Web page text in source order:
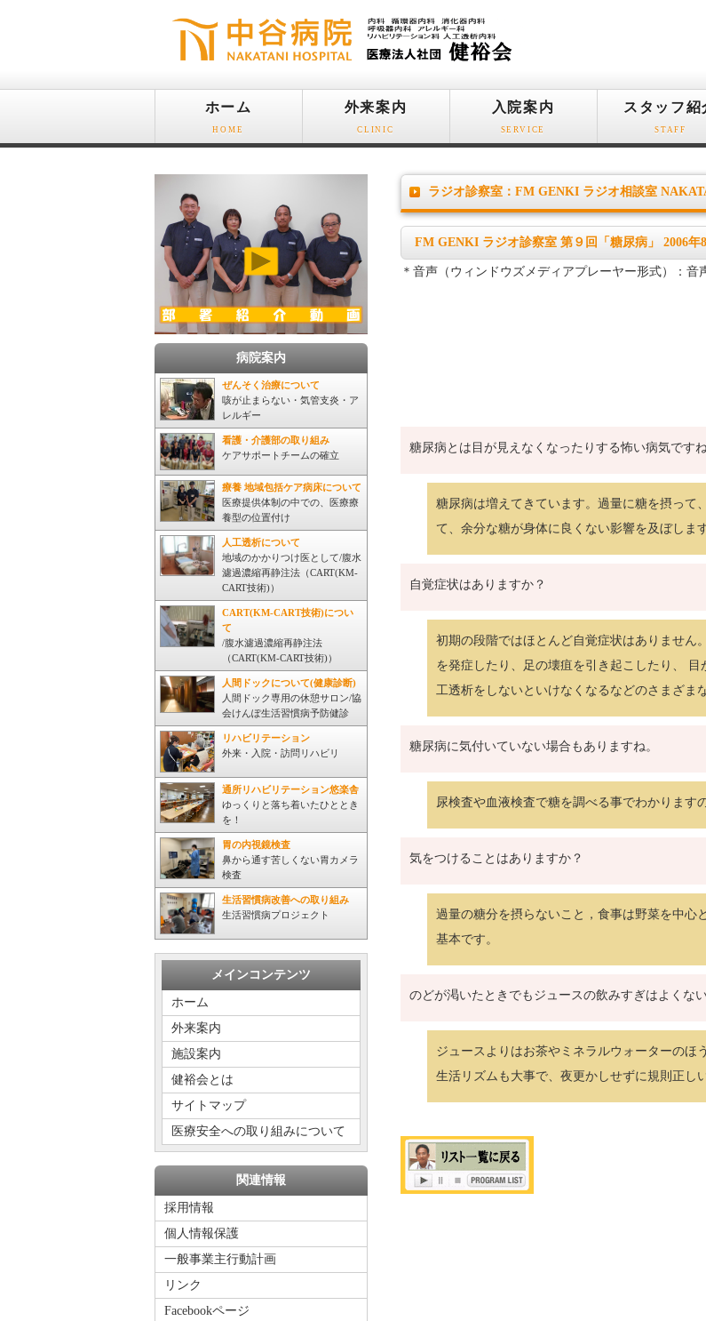
ホーム
HOME
外来案内
CLINIC
入院案内
SERVICE
スタッフ紹
STAFF
ラジオ診察室：FM GENKI ラジオ相談室
FM GENKI ラジオ診察室 第９回「糖尿病」 2006年
＊音声（ウィンドウズメディアプレーヤー形式）：
糖尿病とは目が見えなくなったりする怖い病気ですね
糖尿病は増えてきています。過量に糖を摂って
て、余分な糖が身体に良くない影響を及ぼします
自覚症状はありますか？
初期の段階ではほとんど自覚症状はありません
を発症したり、足の壊疽を引き起こしたり、
工透析をしないといけなくなるなどのさまざま
糖尿病に気付いていない場合もありますね。
尿検査や血液検査で糖を調べる事でわかります
気をつけることはありますか？
過量の糖分を摂らないこと，食事は野菜を中心
基本です。
のどが渇いたときでもジュースの飲みすぎはよくない
ジュースよりはお茶やミネラルウォーターのほ
生活リズムも大事で、夜更かしせずに規則正し
病院案内
ぜんそく治療について
咳が止まらない・気管支炎・ア
レルギー
看護・介護部の取り組み
ケアサポートチームの確立
療養 地域包括ケア病床について
医療提供体制の中での、医療療
養型の位置付け
人工透析について
地域のかかりつけ医として/腹水
濾過濃縮再静注法（CART(KM-
CART技術)）
CART(KM-CART技術)につい
て
/腹水濾過濃縮再静注法
（CART(KM-CART技術)）
人間ドックについて(健康診断)
人間ドック専用の休憩サロン/協
会けんぽ生活習慣病予防健診
リハビリテーション
外来・入院・訪問リハビリ
通所リハビリテーション悠楽舎
ゆっくりと落ち着いたひととき
を！
胃の内視鏡検査
鼻から通す苦しくない胃カメラ
検査
生活習慣病改善への取り組み
生活習慣病プロジェクト
メインコンテンツ
ホーム
外来案内
施設案内
健裕会とは
サイトマップ
医療安全への取り組みについて
関連情報
採用情報
個人情報保護
一般事業主行動計画
リンク
Facebookページ